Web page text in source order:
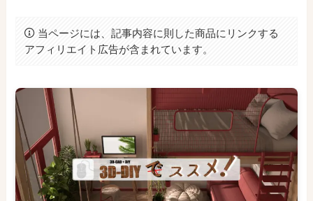
当ページには、記事内容に則した商品にリンクする
アフィリエイト広告が含まれています。